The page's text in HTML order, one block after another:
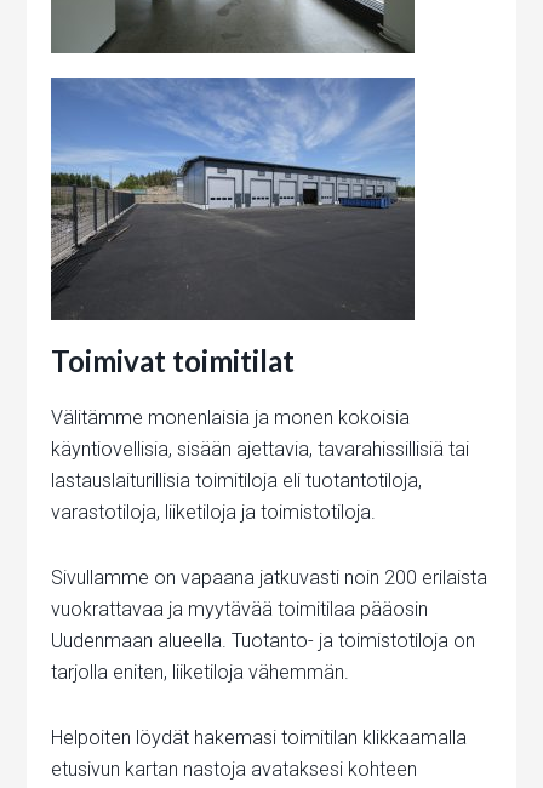
Toimivat toimitilat
Välitämme monenlaisia ja monen kokoisia
käyntiovellisia, sisään ajettavia, tavarahissillisiä tai
lastauslaiturillisia toimitiloja eli tuotantotiloja,
varastotiloja, liiketiloja ja toimistotiloja.
Sivullamme on vapaana jatkuvasti noin 200 erilaista
vuokrattavaa ja myytävää toimitilaa pääosin
Uudenmaan alueella. Tuotanto- ja toimistotiloja on
tarjolla eniten, liiketiloja vähemmän.
Helpoiten löydät hakemasi toimitilan klikkaamalla
etusivun kartan nastoja avataksesi kohteen